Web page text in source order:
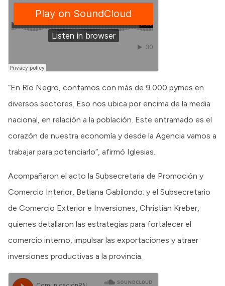
“En Río Negro, contamos con más de 9.000 pymes en
diversos sectores. Eso nos ubica por encima de la media
nacional, en relación a la población. Este entramado es el
corazón de nuestra economía y desde la Agencia vamos a
trabajar para potenciarlo”, afirmó Iglesias.
Acompañaron el acto la Subsecretaria de Promoción y
Comercio Interior, Betiana Gabilondo; y el Subsecretario
de Comercio Exterior e Inversiones, Christian Kreber,
quienes detallaron las estrategias para fortalecer el
comercio interno, impulsar las exportaciones y atraer
inversiones productivas a la provincia.